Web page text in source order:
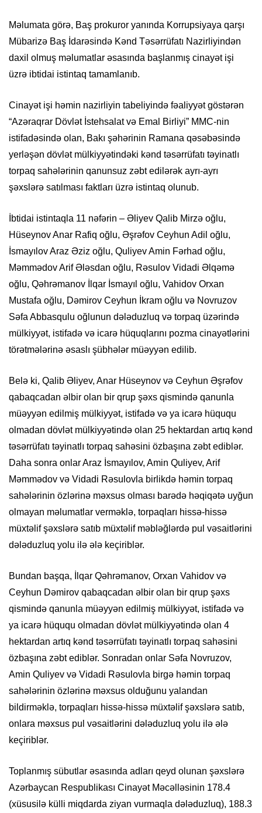
Məlumata görə, Baş prokuror yanında Korrupsiyaya qarşı
Mübarizə Baş İdarəsində Kənd Təsərrüfatı Nazirliyindən
daxil olmuş məlumatlar əsasında başlanmış cinayət işi
üzrə ibtidai istintaq tamamlanıb.
Cinayət işi həmin nazirliyin tabeliyində fəaliyyət göstərən
“Azəraqrar Dövlət İstehsalat və Emal Birliyi” MMC-nin
istifadəsində olan, Bakı şəhərinin Ramana qəsəbəsində
yerləşən dövlət mülkiyyətindəki kənd təsərrüfatı təyinatlı
torpaq sahələrinin qanunsuz zəbt edilərək ayrı-ayrı
şəxslərə satılması faktları üzrə istintaq olunub.
İbtidai istintaqla 11 nəfərin – Əliyev Qalib Mirzə oğlu,
Hüseynov Anar Rafiq oğlu, Əşrəfov Ceyhun Adil oğlu,
İsmayılov Araz Əziz oğlu, Quliyev Amin Fərhad oğlu,
Məmmədov Arif Ələsdan oğlu, Rəsulov Vidadi Əlqəmə
oğlu, Qəhrəmanov İlqar İsmayıl oğlu, Vahidov Orxan
Mustafa oğlu, Dəmirov Ceyhun İkram oğlu və Novruzov
Səfa Abbasqulu oğlunun dələduzluq və torpaq üzərində
mülkiyyət, istifadə və icarə hüquqlarını pozma cinayətlərini
törətmələrinə əsaslı şübhələr müəyyən edilib.
Belə ki, Qalib Əliyev, Anar Hüseynov və Ceyhun Əşrəfov
qabaqcadan əlbir olan bir qrup şəxs qismində qanunla
müəyyən edilmiş mülkiyyət, istifadə və ya icarə hüququ
olmadan dövlət mülkiyyətində olan 25 hektardan artıq kənd
təsərrüfatı təyinatlı torpaq sahəsini özbaşına zəbt ediblər.
Daha sonra onlar Araz İsmayılov, Amin Quliyev, Arif
Məmmədov və Vidadi Rəsulovla birlikdə həmin torpaq
sahələrinin özlərinə məxsus olması barədə həqiqətə uyğun
olmayan məlumatlar verməklə, torpaqları hissə-hissə
müxtəlif şəxslərə satıb müxtəlif məbləğlərdə pul vəsaitlərini
dələduzluq yolu ilə ələ keçiriblər.
Bundan başqa, İlqar Qəhrəmanov, Orxan Vahidov və
Ceyhun Dəmirov qabaqcadan əlbir olan bir qrup şəxs
qismində qanunla müəyyən edilmiş mülkiyyət, istifadə və
ya icarə hüququ olmadan dövlət mülkiyyətində olan 4
hektardan artıq kənd təsərrüfatı təyinatlı torpaq sahəsini
özbaşına zəbt ediblər. Sonradan onlar Səfa Novruzov,
Amin Quliyev və Vidadi Rəsulovla birgə həmin torpaq
sahələrinin özlərinə məxsus olduğunu yalandan
bildirməklə, torpaqları hissə-hissə müxtəlif şəxslərə satıb,
onlara məxsus pul vəsaitlərini dələduzluq yolu ilə ələ
keçiriblər.
Toplanmış sübutlar əsasında adları qeyd olunan şəxslərə
Azərbaycan Respublikası Cinayət Məcəlləsinin 178.4
(xüsusilə külli miqdarda ziyan vurmaqla dələduzluq), 188.3